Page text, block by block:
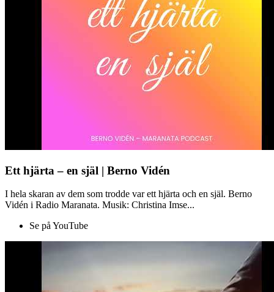
Ett hjärta – en själ | Berno Vidén
I hela skaran av dem som trodde var ett hjärta och en själ. Berno
Vidén i Radio Maranata. Musik: Christina Imse...
Se på YouTube